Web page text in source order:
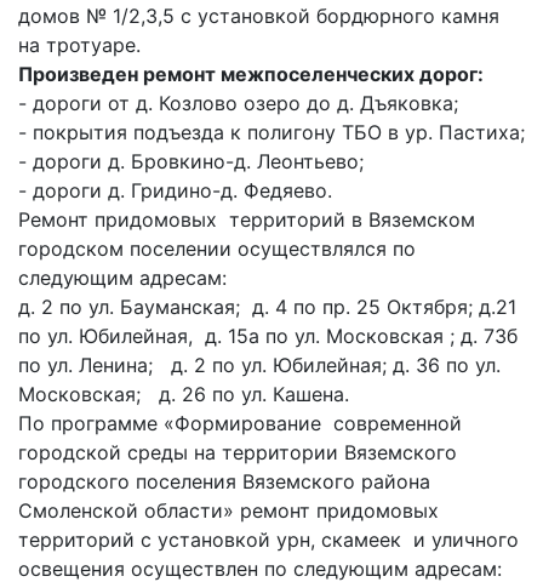
домов № 1/2,3,5 с установкой бордюрного камня
на тротуаре.
Произведен ремонт межпоселенческих дорог:
- дороги от д. Козлово озеро до д. Дъяковка;
- покрытия подъезда к полигону ТБО в ур. Пастиха;
- дороги д. Бровкино-д. Леонтьево;
- дороги д. Гридино-д. Федяево.
Ремонт придомовых территорий в Вяземском
городском поселении осуществлялся по
следующим адресам:
д. 2 по ул. Бауманская; д. 4 по пр. 25 Октября; д.21
по ул. Юбилейная, д. 15а по ул. Московская ; д. 73б
по ул. Ленина; д. 2 по ул. Юбилейная; д. 36 по ул.
Московская; д. 26 по ул. Кашена.
По программе «Формирование современной
городской среды на территории Вяземского
городского поселения Вяземского района
Смоленской области» ремонт придомовых
территорий с установкой урн, скамеек и уличного
освещения осуществлен по следующим адресам: